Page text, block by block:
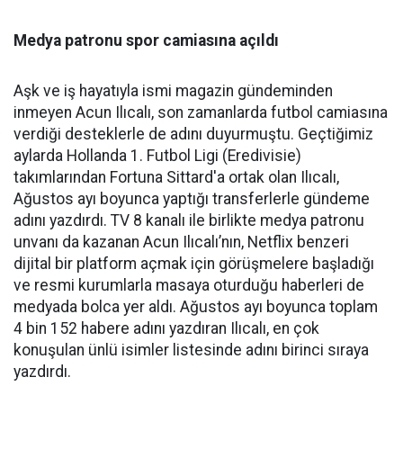
Medya patronu spor camiasına açıldı
Aşk ve iş hayatıyla ismi magazin gündeminden
inmeyen Acun Ilıcalı, son zamanlarda futbol camiasına
verdiği desteklerle de adını duyurmuştu. Geçtiğimiz
aylarda Hollanda 1. Futbol Ligi (Eredivisie)
takımlarından Fortuna Sittard'a ortak olan Ilıcalı,
Ağustos ayı boyunca yaptığı transferlerle gündeme
adını yazdırdı. TV 8 kanalı ile birlikte medya patronu
unvanı da kazanan Acun Ilıcalı’nın, Netflix benzeri
dijital bir platform açmak için görüşmelere başladığı
ve resmi kurumlarla masaya oturduğu haberleri de
medyada bolca yer aldı. Ağustos ayı boyunca toplam
4 bin 152 habere adını yazdıran Ilıcalı, en çok
konuşulan ünlü isimler listesinde adını birinci sıraya
yazdırdı.